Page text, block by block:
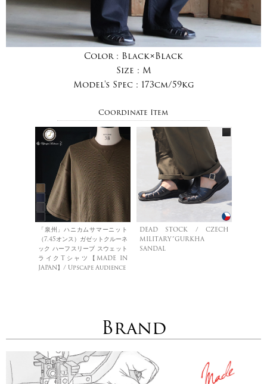
Color : Black×Black
Size : M
Model's Spec : 173cm/59kg
Coordinate Item
「泉州」ハニカムサマーニット
（7.45オンス）ガゼットクルーネ
ック ハーフスリーブ スウェット
ライクTシャツ【MADE IN
JAPAN】/ Upscape Audience
DEAD STOCK / CZECH
MILITARY”GURKHA
SANDAL
Brand